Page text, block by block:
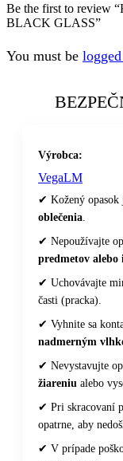
Be the first to review
BLACK GLASS”
You must be
Výrobca:
VegaLM
✔ Kožený opasok
oblečenia
✔ Nepoužívajte
predmetov alebo
✔ Uchovávajte
časti (pracka).
✔ Vyhnite sa
nadmerným
✔ Nevystavujte
žiareniu alebo
✔ Pri skracovaní
opatrne, aby
✔ V prípade